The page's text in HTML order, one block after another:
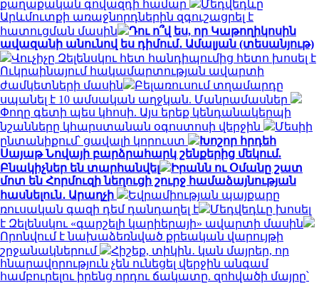
քաղաքական գովազդի համար
Մեդվեդևը
Արևմուտքի առաջնորդներին զգուշացրել է
հատուցման մասին
Դու ո՞վ ես, որ Կաթողիկոսին
ավազանի անունով ես դիմում․ Ամալյան (տեսանյութ)
Վուչիչը Զելենսկու հետ հանդիպումից հետո խոսել է
Ուկրաինայում հակամարտության ավարտի
ժամկետների մասին
Բելառուսում տղամարդը
սպանել է 10 ամսական աղջկան. Մանրամասներ
Փողը գետի պես կհոսի. Այս երեք կենդանակերպի
նշանները կհարստանան օգոստոսի վերջին
Մեսիի
ընտանիքում՝ ցավալի կորուստ
Խոշոր հրդեհ
Սայաթ Նովայի բարձրահարկ շենքերից մեկում.
Բնակիչներ են տարհանվել
Իրանն ու Օմանը շատ
մոտ են Հորմուզի նեղուցի շուրջ համաձայնության
հասնելուն․ Արաղչի
Եվրամիության պայքարը
ռուսական գազի դեմ դանդաղել է
Մեդվեդևը խոսել
է Զելենսկու «գարշելի կարիերայի» ավարտի մասին
Որոնվում է նախաձեռնված քրեական վարույթի
շրջանակներում
Հիշեք, տիկին․ կան մայրեր, որ
հնարավորություն չեն ունեցել վերջին անգամ
համբուրելու իրենց որդու ճակատը. զոհվածի մայրը՝